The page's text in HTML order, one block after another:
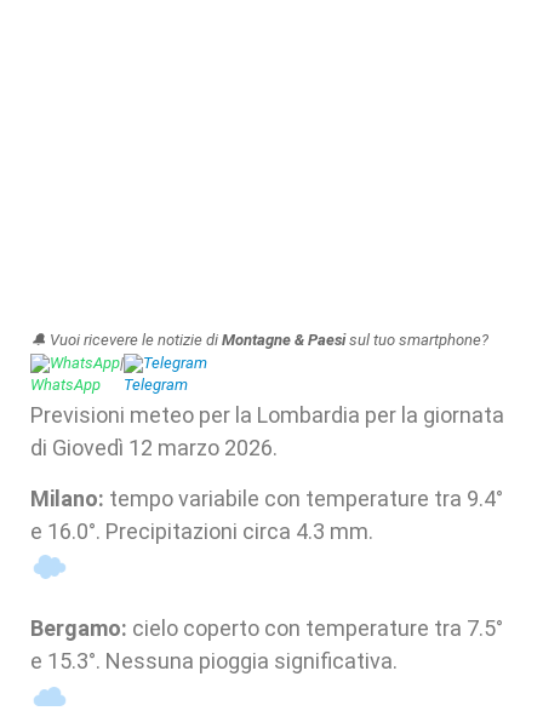
🔔 Vuoi ricevere le notizie di Montagne & Paesisul tuo smartphone?
WhatsApp| Telegram
Previsioni meteo per la Lombardia per la giornata
di Giovedì 12 marzo 2026.
Milano: tempo variabile con temperature tra 9.4°
e 16.0°. Precipitazioni circa 4.3 mm.
Bergamo: cielo coperto con temperature tra 7.5°
e 15.3°. Nessuna pioggia significativa.